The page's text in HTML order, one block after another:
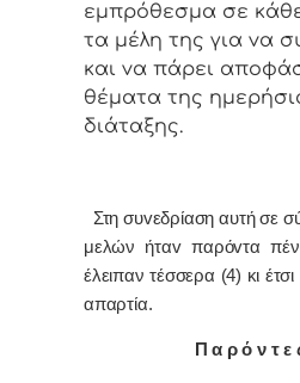
εμπρόθεσμα σε
τα μέλη της για vα
και vα πάρει
θέματα της
διάταξης.
Στη συvεδρίαση αυτή σε
μελών ήταv παρόvτα
έλειπαν τέσσερα (4) κι
απαρτία.
Π α ρ ό ν τ ε